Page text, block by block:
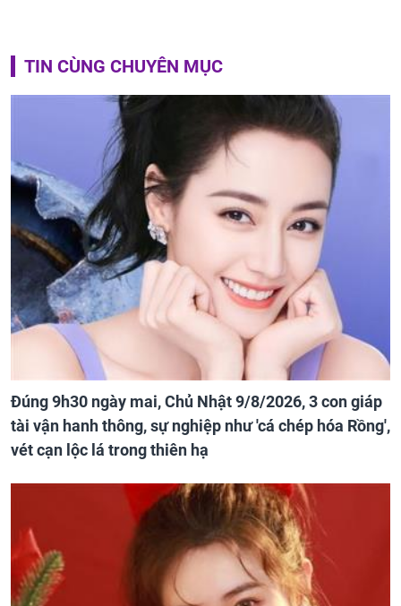
TIN CÙNG CHUYÊN MỤC
Đúng 9h30 ngày mai, Chủ Nhật 9/8/2026, 3 con giáp
tài vận hanh thông, sự nghiệp như 'cá chép hóa Rồng',
vét cạn lộc lá trong thiên hạ